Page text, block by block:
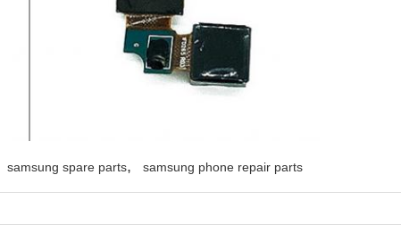
samsung spare parts, samsung phone repair parts